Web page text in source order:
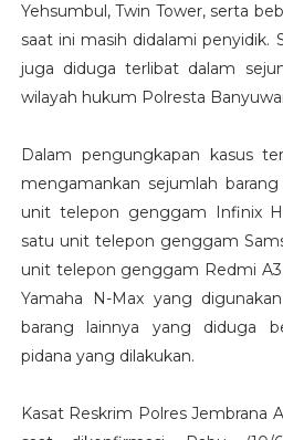
Yehsumbul, Twin Tower, serta
saat ini masih didalami penyidik.
juga diduga terlibat dalam
wilayah hukum Polresta
Dalam pengungkapan kasus
mengamankan sejumlah
unit telepon genggam Infinix
satu unit telepon genggam
unit telepon genggam Redmi
Yamaha N-Max yang
barang lainnya yang diduga
pidana yang dilakukan.
Kasat Reskrim Polres Jembrana